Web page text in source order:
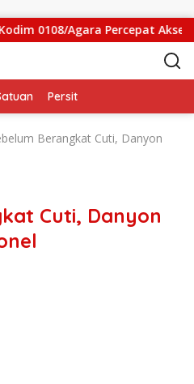
0108/Agara Percepat Akses
Persit
Berangkat Cuti, Danyon
Cuti, Danyon